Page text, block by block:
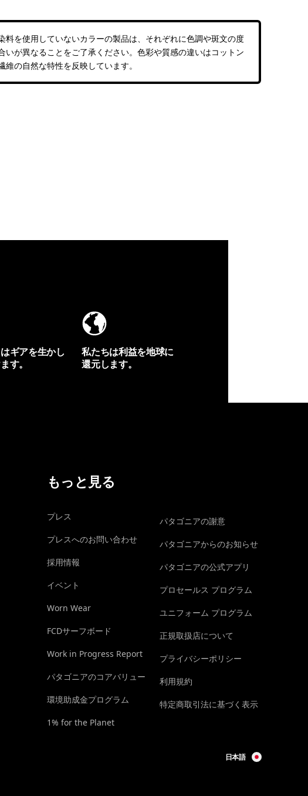
料を使用していないカラーの製品は、それぞれに色調や斑文の度
いが異なることをご了承ください。色彩や質感の違いはコットン
維の自然な特性を反映しています。
ギアを生かし
す。
私たちは利益を地球に
還元します。
もっと見る
プレス
プレスへのお問い合わせ
採用情報
イベント
Worn Wear
FCDサーフボード
Work in Progress Report
パタゴニアのコアバリュー
環境助成金プログラム
1% for the Planet
パタゴニアの謝意
パタゴニアからのお知らせ
パタゴニアの公式アプリ
プロセールス プログラム
ユニフォーム プログラム
正規取扱店について
プライバシーポリシー
利用規約
特定商取引法に基づく表示
日本語